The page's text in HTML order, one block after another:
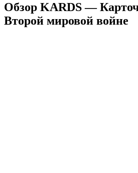
Обзор KARDS —
Второй мировой войне